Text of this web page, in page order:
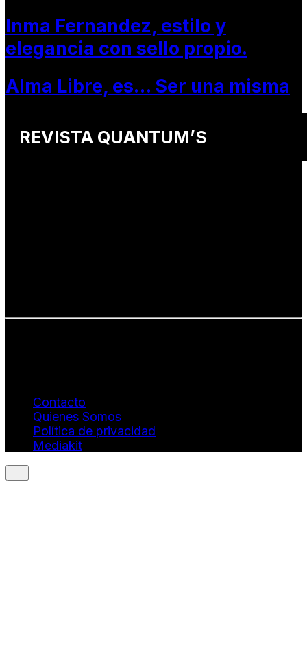
Inma Fernandez, estilo y
elegancia con sello propio.
Alma Libre, es… Ser una misma
REVISTA QUANTUM’S
Contacto
Quienes Somos
Política de privacidad
Mediakit